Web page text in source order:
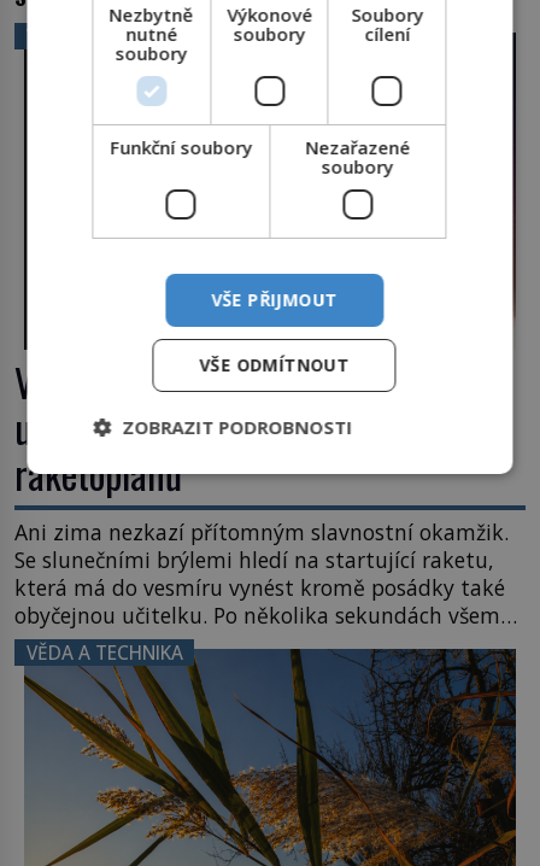
VĚDA A TECHNIKA
Výbuch, muzeum a promenáda v
ulicích. Pět osudů nejslavnějších
raketoplánů
Ani zima nezkazí přítomným slavnostní okamžik.
Se slunečními brýlemi hledí na startující raketu,
která má do vesmíru vynést kromě posádky také
obyčejnou učitelku. Po několika sekundách všem
ztuhnou úsměvy, stroj totiž exploduje. Jejich
konstrukce není z levného kraje, daňové
poplatníky stojí miliardy dolarů. Na druhou stranu
zvládnou jen představitelné věci. Na malé kousky
Název: Columbia První […]
VĚDA A TECHNIKA
Nezbytně
nutné
soubory
Výkonové
soubory
Soubory
cílení
Funkční soubory
Nezařazené
soubory
VŠE PŘIJMOUT
VŠE ODMÍTNOUT
ZOBRAZIT PODROBNOSTI